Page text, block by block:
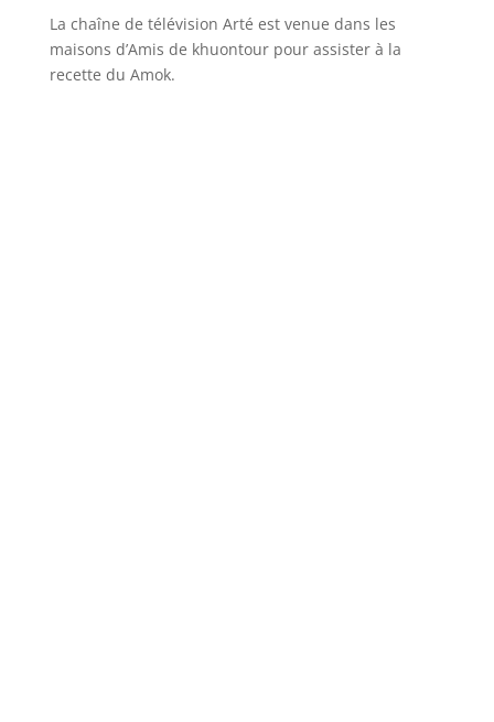
La chaîne de télévision Arté est venue dans les
maisons d’Amis de khuontour pour assister à la
recette du Amok.